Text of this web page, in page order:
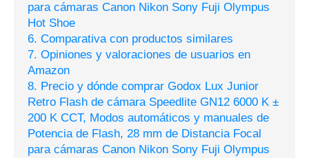
para cámaras Canon Nikon Sony Fuji Olympus
Hot Shoe
6. Comparativa con productos similares
7. Opiniones y valoraciones de usuarios en
Amazon
8. Precio y dónde comprar Godox Lux Junior
Retro Flash de cámara Speedlite GN12 6000 K ±
200 K CCT, Modos automáticos y manuales de
Potencia de Flash, 28 mm de Distancia Focal
para cámaras Canon Nikon Sony Fuji Olympus